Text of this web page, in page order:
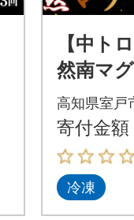
【中ト
然南マ
柵 赤身
高知県室戸
寄付金額
冷凍